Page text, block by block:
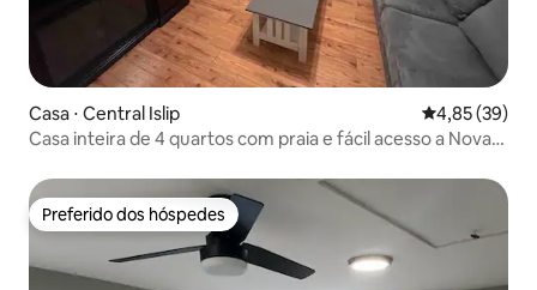
Casa ⋅ Central Islip 4,85 de uma
4,85 (39)
Casa inteira de 4 quartos com praia e fácil acesso a Nova
Preferido dos hóspedes
Preferido dos hóspedes